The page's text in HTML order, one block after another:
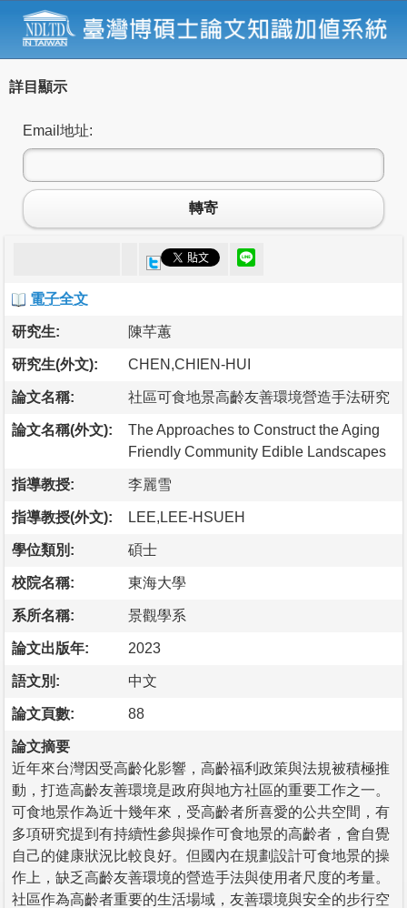
詳目顯示
Email地址:
轉寄
電子全文
研究生: 陳芊蕙
研究生(外文): CHEN,CHIEN-HUI
論文名稱: 社區可食地景高齡友善環境營造手法研究
論文名稱(外文):
The Approaches to Construct the Aging
Friendly Community Edible Landscapes
指導教授: 李麗雪
指導教授(外文): LEE,LEE-HSUEH
學位類別: 碩士
校院名稱: 東海大學
系所名稱: 景觀學系
論文出版年: 2023
語文別: 中文
論文頁數: 88
論文摘要
近年來台灣因受高齡化影響，高齡福利政策與法規被積極推
動，打造高齡友善環境是政府與地方社區的重要工作之一。
可食地景作為近十幾年來，受高齡者所喜愛的公共空間，有
多項研究提到有持續性參與操作可食地景的高齡者，會自覺
自己的健康狀況比較良好。但國內在規劃設計可食地景的操
作上，缺乏高齡友善環境的營造手法與使用者尺度的考量。
社區作為高齡者重要的生活場域，友善環境與安全的步行空